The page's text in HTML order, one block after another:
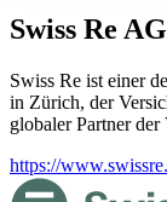
Swiss Re AG
Swiss Re ist einer
in Zürich, der
globaler Partner der
https://